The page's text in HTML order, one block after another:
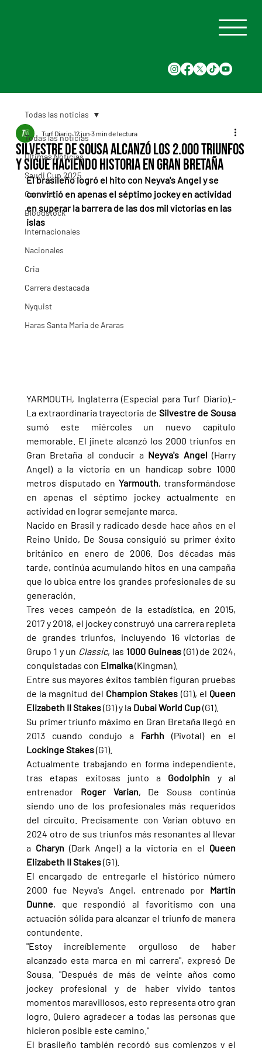
Todas las noticias
Últimas Noticias
Saudi Cup 2025
Carreras
Bloodstock
Internacionales
Nacionales
Cria
Carrera destacada
Nyquist
Haras Santa Maria de Araras
Todas las noticias
Silvestre de Sousa alcanzó los 2.000 triunfos
y sigue haciendo historia en Gran Bretaña
Turf Diario 12 jun 3 min de lectura
El brasileño logró el hito con Neyva's Angel y se
convirtió en apenas el séptimo jockey en actividad
en superar la barrera de las dos mil victorias en las
islas
YARMOUTH, Inglaterra (Especial para Turf Diario).-
La extraordinaria trayectoria de
sumó este miércoles un nuevo capítulo
memorable. El jinete alcanzó los 2000 triunfos en
Gran Bretaña al conducir a Neyva's Angel (Harry
Angel) a la victoria en un handicap sobre 1000
metros disputado en Yarmouth, transformándose
en apenas el séptimo jockey actualmente en
actividad en lograr semejante marca.
Nacido en Brasil y radicado desde hace años en el
Reino Unido, De Sousa consiguió su primer éxito
británico en enero de 2006. Dos décadas más
tarde, continúa acumulando hitos en una campaña
que lo ubica entre los grandes profesionales de su
generación.
Tres veces campeón de la estadística, en 2015,
2017 y 2018, el jockey construyó una carrera repleta
de grandes triunfos, incluyendo 16 victorias de
Grupo 1 y un Classic, las 1000 Guineas (G1) de 2024,
conquistadas con Elmalka (Kingman).
Entre sus mayores éxitos también figuran pruebas
de la magnitud del Champion Stakes (G1), el Queen
Elizabeth II Stakes (G1) y la Dubai World Cup (G1).
Su primer triunfo máximo en Gran Bretaña llegó en
2013 cuando condujo a Farhh
Lockinge Stakes (G1).
Actualmente trabajando en forma independiente,
tras etapas exitosas junto a Godolphin y al
entrenador Roger Varian, De Sousa continúa
siendo uno de los profesionales más requeridos
del circuito. Precisamente con Varian obtuvo en
2024 otro de sus triunfos más resonantes al llevar
a Charyn (Dark Angel) a la victoria en el Queen
Elizabeth II Stakes (G1).
El encargado de entregarle el histórico número
2000 fue Neyva's Angel, entrenado por Martin
Dunne, que respondió al favoritismo con una
actuación sólida para alcanzar el triunfo de manera
contundente.
"Estoy increíblemente orgulloso de haber
alcanzado esta marca en mi carrera", expresó De
Sousa. "Después de más de veinte años como
jockey profesional y de haber vivido tantos
momentos maravillosos, esto representa otro gran
logro. Quiero agradecer a todas las personas que
hicieron posible este camino."
El brasileño también recordó sus comienzos y el